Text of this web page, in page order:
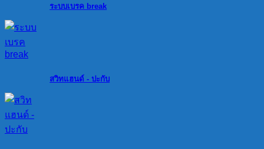
ระบบเบรค break
สวิทแฮนด์ - ปะกับ